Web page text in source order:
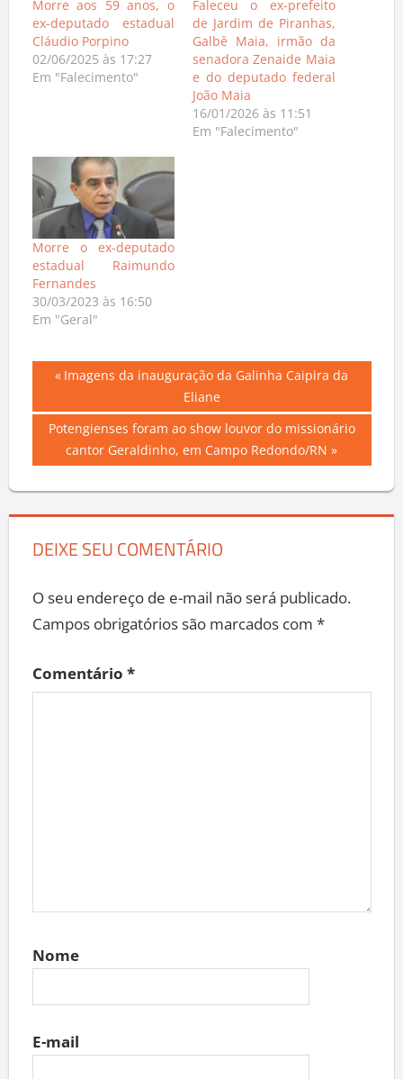
Morre aos 59 anos, o
ex-deputado estadual
Cláudio Porpino
02/06/2025 às 17:27
Em "Falecimento"
Faleceu o ex-prefeito
de Jardim de Piranhas,
Galbê Maia, irmão da
senadora Zenaide Maia
e do deputado federal
João Maia
16/01/2026 às 11:51
Em "Falecimento"
Morre o ex-deputado
estadual Raimundo
Fernandes
30/03/2023 às 16:50
Em "Geral"
Navegação
de
Post
Previous
Imagens da inauguração da Galinha Caipira da
Eliane
Next
Post:
Potengienses foram ao show louvor do missionário
cantor Geraldinho, em Campo Redondo/RN
DEIXE SEU COMENTÁRIO
O seu endereço de e-mail não será publicado.
Campos obrigatórios são marcados com *
Comentário *
Nome
E-mail